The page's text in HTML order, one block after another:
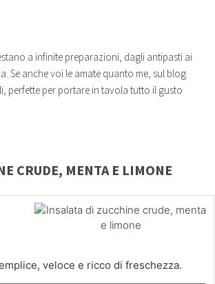
a infinite preparazioni, dagli antipasti ai
Se anche voi le amate quanto me, sul blog
perfette per portare in tavola tutto il gusto
CRUDE, MENTA E LIMONE
veloce e ricco di freschezza.